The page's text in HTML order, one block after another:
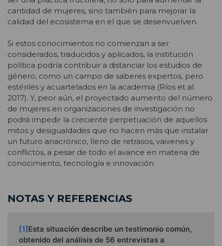
cantidad de mujeres, sino también para mejorar la
calidad del ecosistema en el que se desenvuelven.
Si estos conocimientos no comienzan a ser
considerados, traducidos y aplicados, la institución
política podría contribuir a distanciar los estudios de
género, como un campo de saberes expertos, pero
estériles y acuartelados en la academia (Ríos et al.
2017). Y, peor aún, el proyectado aumento del número
de mujeres en organizaciones de investigación no
podrá impedir la creciente perpetuación de aquellos
mitos y desigualdades que no hacen más que instalar
un futuro anacrónico, lleno de retrasos, vaivenes y
conflictos, a pesar de todo el avance en materia de
conocimiento, tecnología e innovación.
NOTAS Y REFERENCIAS
[1] Esta situación describe un testimonio común,
obtenido del análisis de 56 entrevistas a